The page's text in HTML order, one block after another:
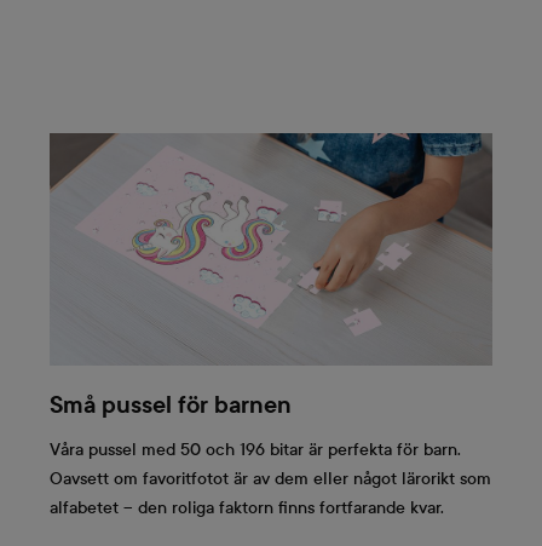
Små pussel för barnen
Våra pussel med 50 och 196 bitar är perfekta för barn.
Oavsett om favoritfotot är av dem eller något lärorikt som
alfabetet – den roliga faktorn finns fortfarande kvar.